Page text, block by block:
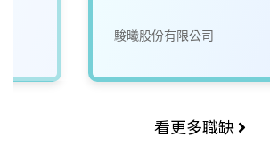
駿曦股份有限公司
看更多職缺